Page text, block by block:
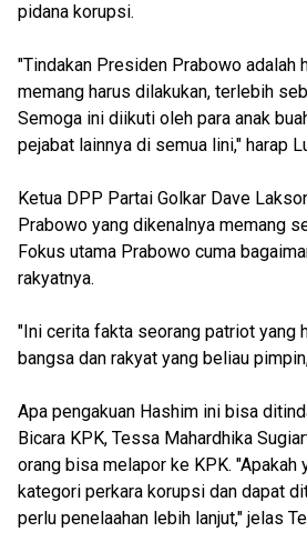
pidana korupsi.
"Tindakan Presiden Prabowo adalah
memang harus dilakukan, terlebih
Semoga ini diikuti oleh para anak
pejabat lainnya di semua lini," harap
Ketua DPP Partai Golkar Dave
Prabowo yang dikenalnya memang
Fokus utama Prabowo cuma
rakyatnya.
"Ini cerita fakta seorang patriot yang
bangsa dan rakyat yang beliau
Apa pengakuan Hashim ini bisa
Bicara KPK, Tessa Mahardhika
orang bisa melapor ke KPK. "Apakah
kategori perkara korupsi dan dapat
perlu penelaahan lebih lanjut," jelas